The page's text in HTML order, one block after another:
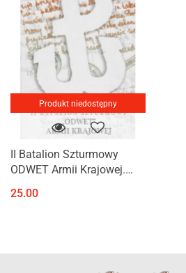
Produkt niedostępny
II Batalion Szturmowy
ODWET Armii Krajowej.
25.00